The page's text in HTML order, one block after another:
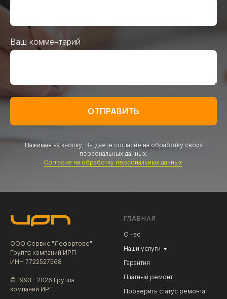
Ваш комментарий
ОТПРАВИТЬ
Нажимая на кнопку, Вы даете согласие на обработку своих
персональных данных.
Согласие на обработку персональных данных
ООО Сервис "Лефортово"
Группа компаний ИРП
ИНН 7722527568
© 1993 - 2026 Группа
компаний ИРП
ГЛАВНАЯ
О нас
Наши услуги
Гарантия
Платный ремонт
Проверить статус ремонта